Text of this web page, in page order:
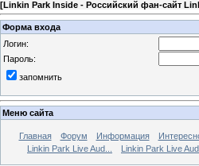
[Linkin Park Inside - Российский фан-сайт
Форма входа
Логин:
Пароль:
запомнить
Меню сайта
Главная Форум Информация
Linkin Park Live Aud...
Linkin Park Live